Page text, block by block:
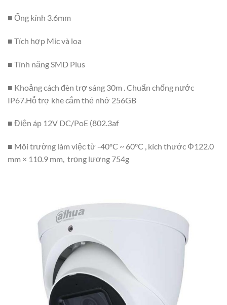
■ Ống kính 3.6mm
■ Tích hợp Mic và loa
■ Tính năng SMD Plus
■ Khoảng cách đèn trợ sáng 30m . Chuẩn chống nước
IP67.Hỗ trợ khe cắm thẻ nhớ 256GB
■ Điện áp 12V DC/PoE (802.3af
■ Môi trường làm việc từ -40ºC ~ 60ºC , kích thước Φ122.0
mm × 110.9 mm, trọng lượng 754g